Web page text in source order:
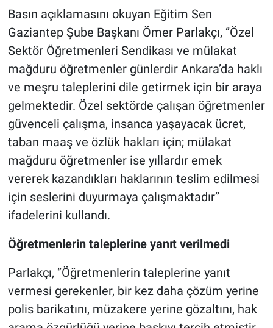
Basın açıklamasını okuyan Eğitim Sen
Gaziantep Şube Başkanı Ömer Parlakçı, ‘’Özel
Sektör Öğretmenleri Sendikası ve mülakat
mağduru öğretmenler günlerdir Ankara’da haklı
ve meşru taleplerini dile getirmek için bir araya
gelmektedir. Özel sektörde çalışan öğretmenler
güvenceli çalışma, insanca yaşayacak ücret,
taban maaş ve özlük hakları için; mülakat
mağduru öğretmenler ise yıllardır emek
vererek kazandıkları haklarının teslim edilmesi
için seslerini duyurmaya çalışmaktadır’’
ifadelerini kullandı.
Öğretmenlerin taleplerine yanıt verilmedi
Parlakçı, ‘’Öğretmenlerin taleplerine yanıt
vermesi gerekenler, bir kez daha çözüm yerine
polis barikatını, müzakere yerine gözaltını, hak